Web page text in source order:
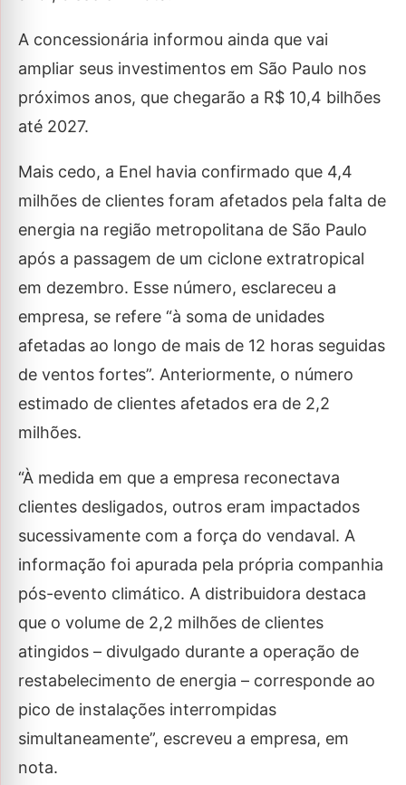
A concessionária informou ainda que vai
ampliar seus investimentos em São Paulo nos
próximos anos, que chegarão a R$ 10,4 bilhões
até 2027.
Mais cedo, a Enel havia confirmado que 4,4
milhões de clientes foram afetados pela falta de
energia na região metropolitana de São Paulo
após a passagem de um ciclone extratropical
em dezembro. Esse número, esclareceu a
empresa, se refere “à soma de unidades
afetadas ao longo de mais de 12 horas seguidas
de ventos fortes”. Anteriormente, o número
estimado de clientes afetados era de 2,2
milhões.
“À medida em que a empresa reconectava
clientes desligados, outros eram impactados
sucessivamente com a força do vendaval. A
informação foi apurada pela própria companhia
pós-evento climático. A distribuidora destaca
que o volume de 2,2 milhões de clientes
atingidos – divulgado durante a operação de
restabelecimento de energia – corresponde ao
pico de instalações interrompidas
simultaneamente”, escreveu a empresa, em
nota.